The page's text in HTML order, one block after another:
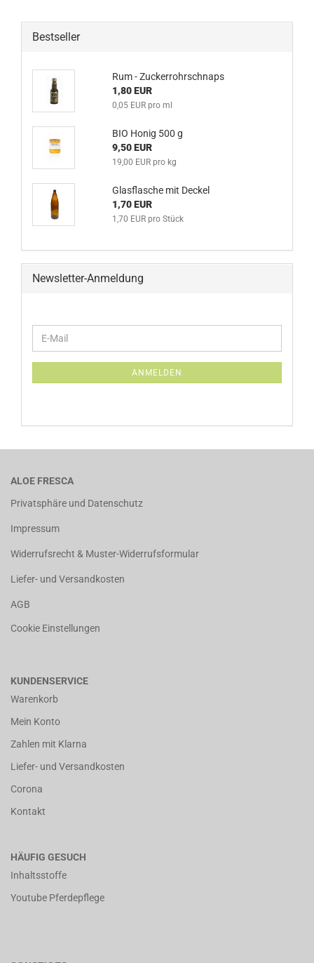
Bestseller
Rum - Zuckerrohrschnaps
1,80 EUR
0,05 EUR pro ml
BIO Honig 500 g
9,50 EUR
19,00 EUR pro kg
Glasflasche mit Deckel
1,70 EUR
1,70 EUR pro Stück
Newsletter-Anmeldung
ZUR
E-
Mail
ANMELDEN
ALOE FRESCA
Privatsphäre und Datenschutz
Impressum
Widerrufsrecht & Muster-Widerrufsformular
Liefer- und Versandkosten
AGB
Cookie Einstellungen
KUNDENSERVICE
Warenkorb
Mein Konto
Zahlen mit Klarna
Liefer- und Versandkosten
Corona
Kontakt
HÄUFIG GESUCH
Inhaltsstoffe
Youtube Pferdepflege